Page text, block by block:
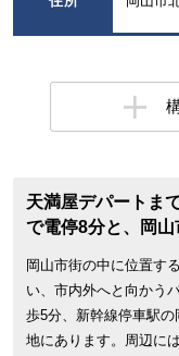
天満屋デパートま
で電停8分と、岡山
岡山市街の中に位置す
い、市内外へと向かう
歩5分、新幹線停車駅
地にあります。周辺に